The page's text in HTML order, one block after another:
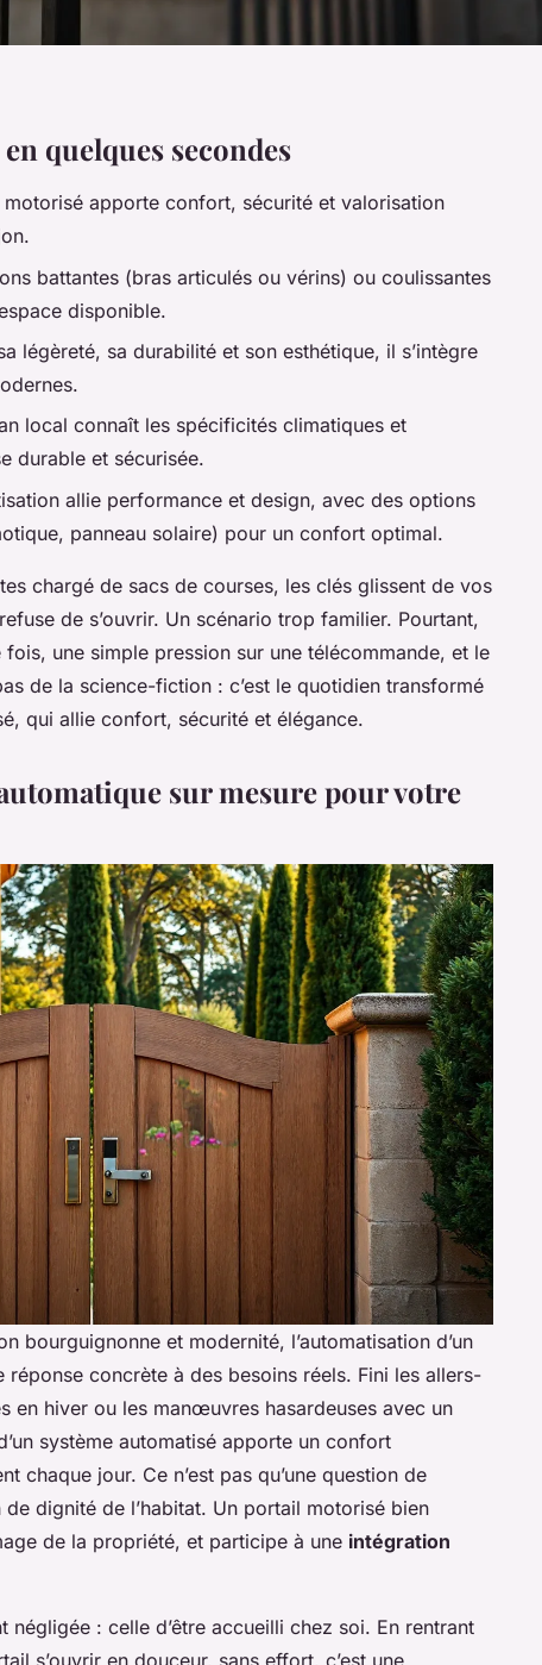
quelques secondes
motorisé apporte confort, sécurité et valorisation
battantes (bras articulés ou vérins) ou coulissantes
disponible.
légèreté, sa durabilité et son esthétique, il s’intègre
local connaît les spécificités climatiques et
durable et sécurisée.
allie performance et design, avec des options
panneau solaire) pour un confort optimal.
chargé de sacs de courses, les clés glissent de vos
de s’ouvrir. Un scénario trop familier. Pourtant,
une simple pression sur une télécommande, et le
de la science-fiction : c’est le quotidien transformé
qui allie confort, sécurité et élégance.
sur mesure pour votre
bourguignonne et modernité, l’automatisation d’un
réponse concrète à des besoins réels. Fini les allers-
en hiver ou les manœuvres hasardeuses avec un
système automatisé apporte un confort
chaque jour. Ce n’est pas qu’une question de
dignité de l’habitat. Un portail motorisé bien
de la propriété, et participe à une intégration
négligée : celle d’être accueilli chez soi. En rentrant
s’ouvrir en douceur, sans effort, c’est une